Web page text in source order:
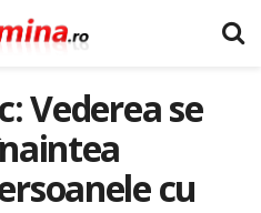
Vederea se
cu